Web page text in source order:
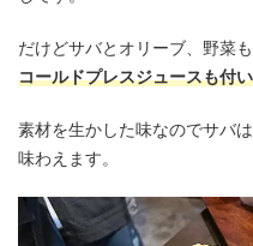
だけどサバとオリーブ、野菜
コールドプレスジュースも付
素材を生かした味なのでサバ
味わえます。